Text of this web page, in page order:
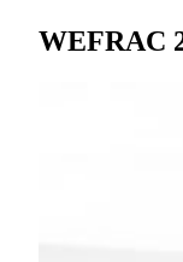
WEFRAC